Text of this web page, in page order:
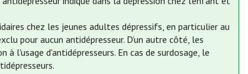
chez les jeunes adultes dépressifs, en particulier au
pour aucun antidépresseur. D’un autre côté, les
à l'usage d'antidépresseurs. En cas de surdosage, le